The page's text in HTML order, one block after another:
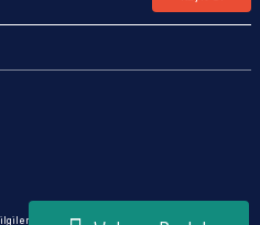
256bit SSL sertifikası ile korunmaktadır.